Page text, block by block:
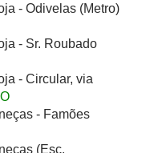
- Odivelas (Metro)
- Sr. Roubado
- Circular, via
- Famões
(Esc.